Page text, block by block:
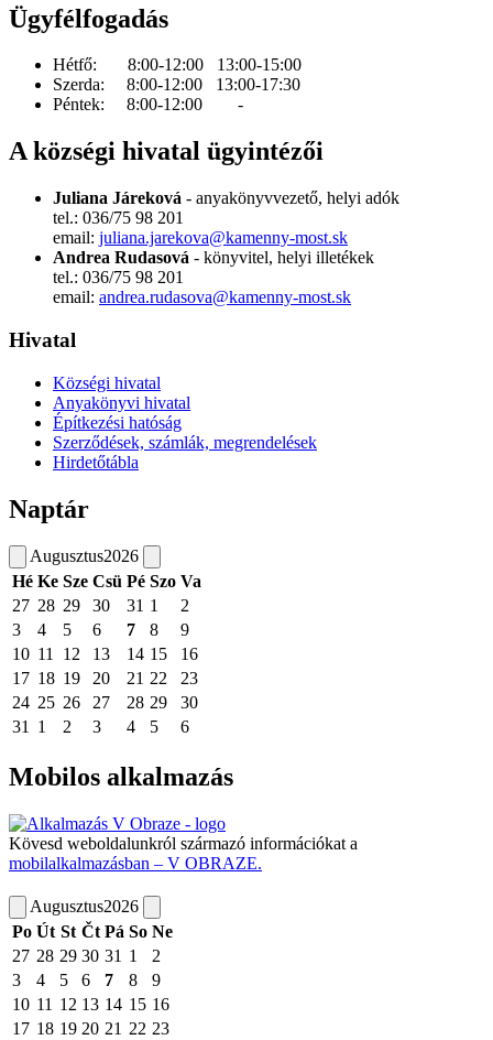
Ügyfélfogadás
Hétfő: 8:00-12:00 13:00-15:00
Szerda: 8:00-12:00 13:00-17:30
Péntek: 8:00-12:00 -
A községi hivatal ügyintézői
Juliana Járeková - anyakönyvvezető, helyi adók
tel.: 036/75 98 201
email: juliana.jarekova@kamenny-most.sk
Andrea Rudasová - könyvitel, helyi illetékek
tel.: 036/75 98 201
email: andrea.rudasova@kamenny-most.sk
Hivatal
Községi hivatal
Anyakönyvi hivatal
Építkezési hatóság
Szerződések, számlák, megrendelések
Hirdetőtábla
Naptár
Augusztus2026
Hé Ke Sze Csü Pé Szo Va
27 28 29 30 31 1
2
3
4 5 6 7 8
9
10 11 12 13 14 15
16
17 18 19 20 21 22
23
24 25 26 27 28 29
30
31 1 2 3 4 5 6
Mobilos alkalmazás
Kövesd weboldalunkról származó információkat a
mobilalkalmazásban – V OBRAZE.
Augusztus2026
Po Út St Čt Pá So Ne
27 28 29 30 31 1
2
3
4 5 6 7 8
9
10 11 12 13 14 15 16
17 18 19 20 21 22 23